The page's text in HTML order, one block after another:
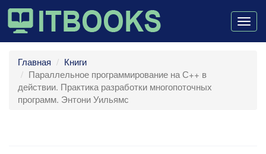
Главная
Книги
Параллельное программирование на С++ в
действии. Практика разработки многопоточных
программ. Энтони Уильямс